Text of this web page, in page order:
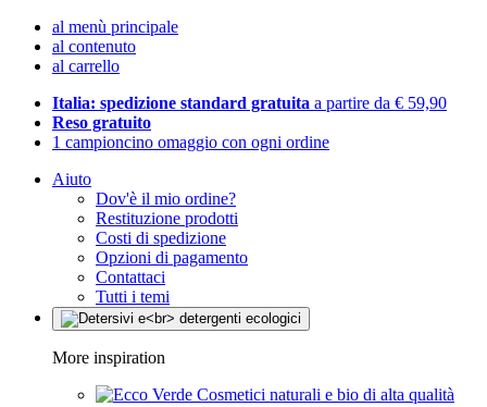
al menù principale
al contenuto
al carrello
Italia: spedizione standard gratuita a partire da € 59,90
Reso gratuito
1 campioncino omaggio con ogni ordine
Aiuto
Dov'è il mio ordine?
Restituzione prodotti
Costi di spedizione
Opzioni di pagamento
Contattaci
Tutti i temi
More inspiration
Cosmetici naturali e bio di alta qualità